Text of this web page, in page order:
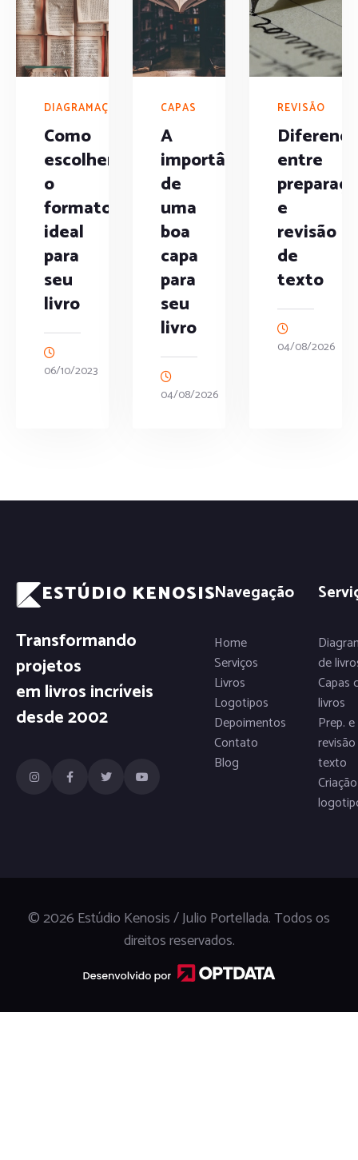
DIAGRAMAÇÃO
Como
escolher
o
formato
ideal
para
seu
livro
06/10/2023
CAPAS
A
importância
de
uma
boa
capa
para
seu
livro
04/08/2026
REVISÃO
Diferença
entre
e
revisão
de
texto
04/08/2026
ESTÚDIO KENOSIS
Transformando
projetos
em livros incríveis
desde 2002
Navegação
Home
Serviços
Livros
Logotipos
Depoimentos
Contato
Blog
de
Capas
livros
Prep. e
texto
© 2026 Estúdio Kenosis / Julio Portellada. Todos os
direitos reservados.